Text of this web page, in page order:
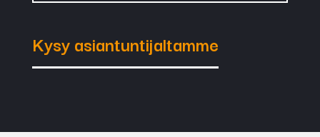
Kysy asiantuntijaltamme